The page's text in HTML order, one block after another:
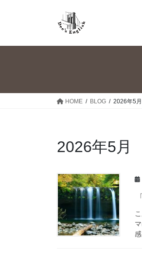
HOME BLOG 2026年5月
2026年5月